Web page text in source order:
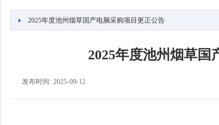
2025年度池州烟草国产电脑采购项目更正公告
2025年度池州烟草国
发布时间: 2025-09-12